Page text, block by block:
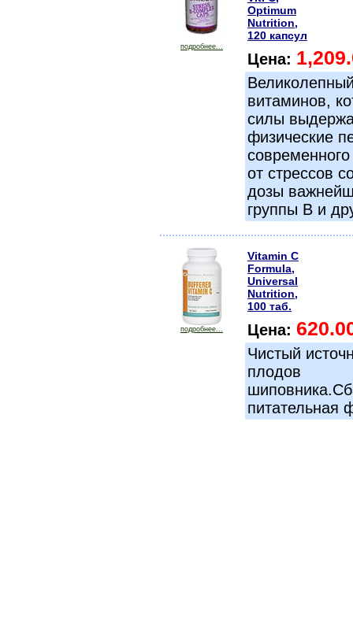
подробнее...
Optimum
Nutrition,
120 капсул
Цена:
витаминов,
силы
физические
от стрессов
дозы
группы В и
подробнее...
Vitamin C
Formula,
Universal
Nutrition,
100 таб.
Цена:
Чистый
плодов
питательная